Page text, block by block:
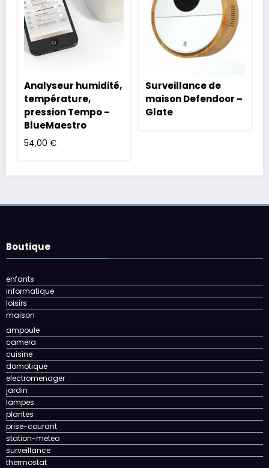
Analyseur humidité,
température,
pression Tempo –
BlueMaestro
54,00 €
Surveillance de
maison Defendoor –
Glate
Boutique
enfants
informatique
loisirs
maison
ampoule
camera
cuisine
domotique
electromenager
jardin
lampes
plantes
prise-courant
station-meteo
surveillance
thermostat